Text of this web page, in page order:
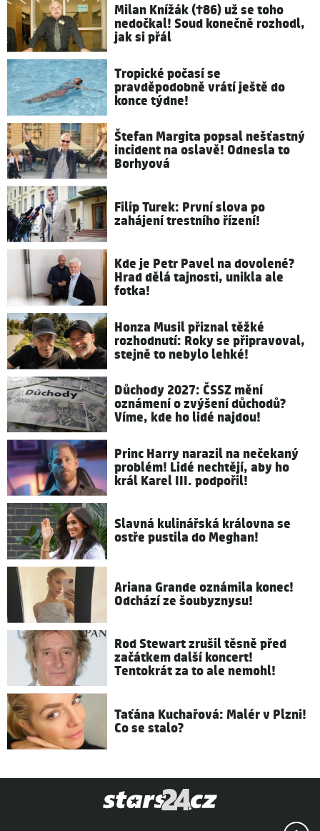
Milan Knížák (†86) už se toho
nedočkal! Soud konečně rozhodl,
jak si přál
Tropické počasí se
pravděpodobně vrátí ještě do
konce týdne!
Štefan Margita popsal nešťastný
incident na oslavě! Odnesla to
Borhyová
Filip Turek: První slova po
zahájení trestního řízení!
Kde je Petr Pavel na dovolené?
Hrad dělá tajnosti, unikla ale
fotka!
Honza Musil přiznal těžké
rozhodnutí: Roky se připravoval,
stejně to nebylo lehké!
Důchody 2027: ČSSZ mění
oznámení o zvýšení důchodů?
Víme, kde ho lidé najdou!
Princ Harry narazil na nečekaný
problém! Lidé nechtějí, aby ho
král Karel III. podpořil!
Slavná kulinářská královna se
ostře pustila do Meghan!
Ariana Grande oznámila konec!
Odchází ze šoubyznysu!
Rod Stewart zrušil těsně před
začátkem další koncert!
Tentokrát za to ale nemohl!
Taťána Kuchařová: Malér v Plzni!
Co se stalo?